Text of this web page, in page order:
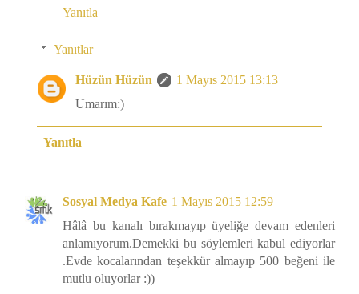
Yanıtla
Yanıtlar
Hüzün Hüzün
1 Mayıs 2015 13:13
Umarım:)
Yanıtla
Sosyal Medya Kafe 1 Mayıs 2015 12:59
Hâlâ bu kanalı bırakmayıp üyeliğe devam edenleri
anlamıyorum.Demekki bu söylemleri kabul ediyorlar
.Evde kocalarından teşekkür almayıp 500 beğeni ile
mutlu oluyorlar :))